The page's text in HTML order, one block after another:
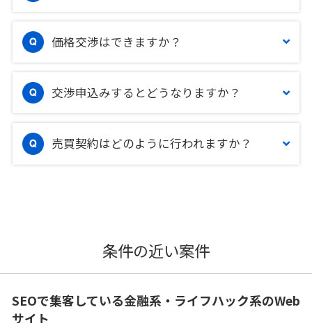
価格交渉はできますか？
交渉申込みするとどうなりますか？
売買契約はどのように行われますか？
条件の近い案件
SEOで集客している金融系・ライフハック系のWeb
サイト